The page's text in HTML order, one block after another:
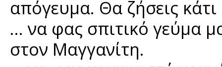
απόγευμα. Θα ζήσεις
… να φας σπιτικό γεύμα
στον Μαγγανίτη.